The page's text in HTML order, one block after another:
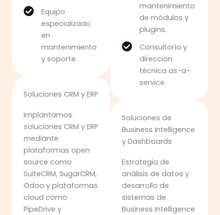
Equipo
especializado
en
mantenimiento
y soporte.
Soluciones CRM y ERP
Implantamos
soluciones CRM y ERP
mediante
plataformas open
source como
SuiteCRM, SugarCRM,
Odoo y plataformas
cloud como
PipeDrive y
mantenimiento
de módulos y
plugins.
Consultoría y
dirección
técnica as-a-
service.
Soluciones de
Business Intelligence
y Dashboards
Estrategia de
análisis de datos y
desarrollo de
sistemas de
Business Intelligence